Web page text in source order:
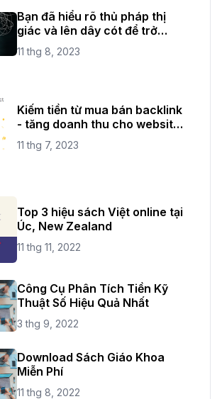
Bạn đã hiểu rõ thủ pháp thị
giác và lên dây cót để trở
thành một nhiếp ảnh chuyên
nghiệp rồi chứ?
11 thg 8, 2023
Kiếm tiền từ mua bán backlink
- tăng doanh thu cho website
của bạn
11 thg 7, 2023
Top 3 hiệu sách Việt online tại
Úc, New Zealand
11 thg 11, 2022
Công Cụ Phân Tích Tiền Kỹ
Thuật Số Hiệu Quả Nhất
3 thg 9, 2022
Download Sách Giáo Khoa
Miễn Phí
11 thg 8, 2022